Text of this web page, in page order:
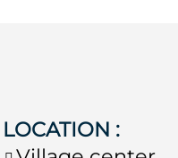
LOCATION :